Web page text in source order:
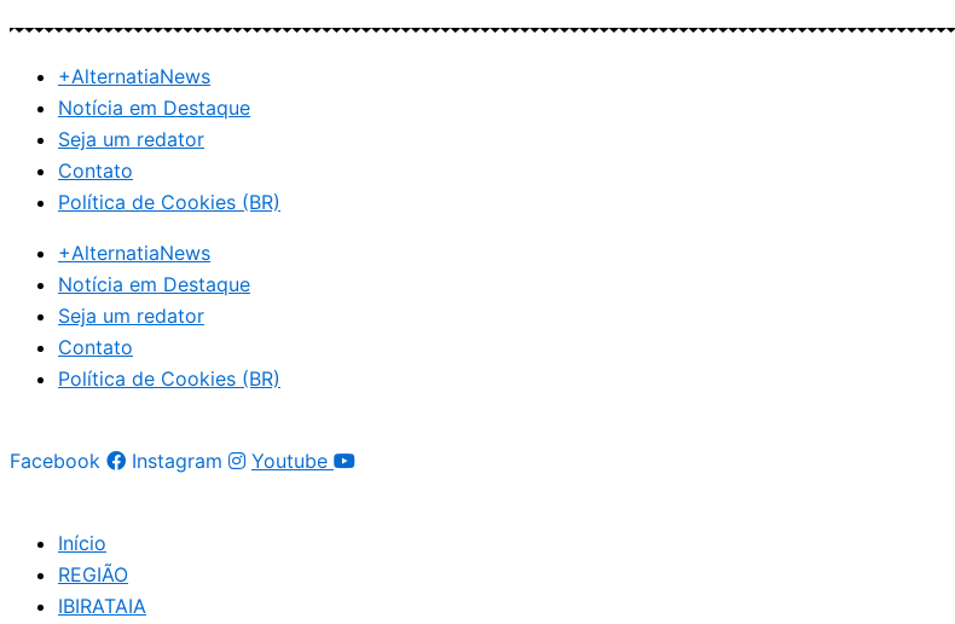
conteúdo
+AlternatiaNews
Notícia em Destaque
Seja um redator
Contato
Política de Cookies (BR)
+AlternatiaNews
Notícia em Destaque
Seja um redator
Contato
Política de Cookies (BR)
Facebook Instagram Youtube
Início
REGIÃO
IBIRATAIA